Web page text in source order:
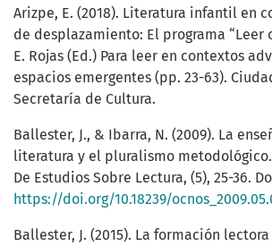
Arizpe, E. (2018). Literatura infantil en
de desplazamiento: El programa “Leer
E. Rojas (Ed.) Para leer en contextos
espacios emergentes (pp. 23-63).
Secretaría de Cultura.
Ballester, J., & Ibarra, N. (2009). La
literatura y el pluralismo metodológico.
De Estudios Sobre Lectura, (5), 25-36.
https://doi.org/10.18239/
Ballester, J. (2015). La formación